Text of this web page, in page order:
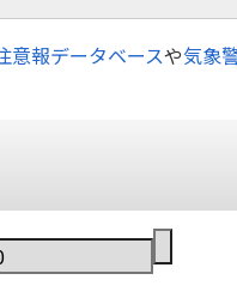
意報データベースや気象